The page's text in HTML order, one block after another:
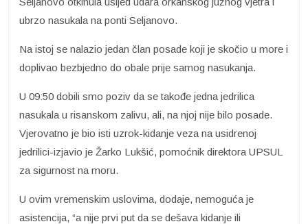
ubrzo nasukala na ponti Seljanovo.
Na istoj se nalazio jedan član posade koji je skočio u more i
doplivao bezbjedno do obale prije samog nasukanja.
U 09:50 dobili smo poziv da se takođe jedna jedrilica
nasukala u risanskom zalivu, ali, na njoj nije bilo posade.
Vjerovatno je bio isti uzrok-kidanje veza na usidrenoj
jedrilici-izjavio je Žarko Lukšić, pomoćnik direktora UPSUL
za sigurnost na moru.
U ovim vremenskim uslovima, dodaje, nemoguća je
asistencija, “a nije prvi put da se dešava kidanje ili